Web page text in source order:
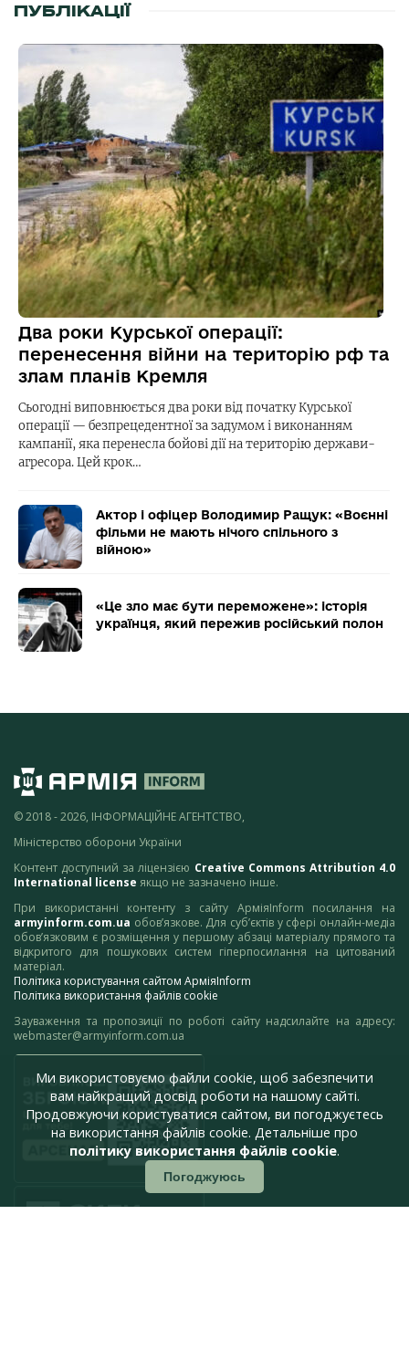
ПУБЛІКАЦІЇ
Два роки Курської операції:
перенесення війни на територію рф та
злам планів Кремля
Сьогодні виповнюється два роки від початку Курської
операції — безпрецедентної за задумом і виконанням
кампанії, яка перенесла бойові дії на територію держави-
агресора. Цей крок…
Актор і офіцер Володимир Ращук: «Воєнні
фільми не мають нічого спільного з
війною»
«Це зло має бути переможене»: історія
українця, який пережив російський полон
© 2018 - 2026, ІНФОРМАЦІЙНЕ АГЕНТСТВО,
Міністерство оборони України
Контент доступний за ліцензією Creative Commons Attribution 4.0
International license якщо не зазначено інше.
При використанні контенту з сайту АрміяInform посилання на
armyinform.com.ua обов’язкове. Для суб’єктів у сфері онлайн-медіа
обов’язковим є розміщення у першому абзаці матеріалу прямого та
відкритого для пошукових систем гіперпосилання на цитований
матеріал.
Політика користування сайтом АрміяInform
Політика використання файлів cookie
Зауваження та пропозиції по роботі сайту надсилайте на адресу:
webmaster@armyinform.com.ua
Ми використовуємо файли cookie, щоб забезпечити
вам найкращий досвід роботи на нашому сайті.
Продовжуючи користуватися сайтом, ви погоджуєтесь
на використання файлів cookie. Детальніше про
політику використання файлів cookie.
Погоджуюсь